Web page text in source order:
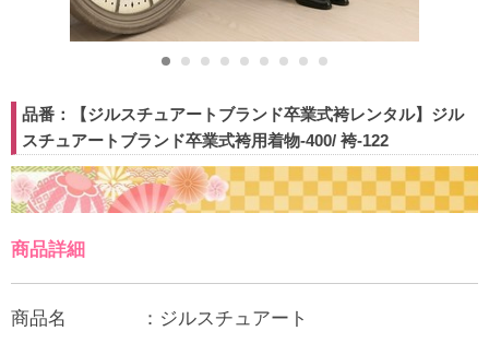
品番：【ジルスチュアートブランド卒業式袴レンタル】ジル
スチュアートブランド卒業式袴用着物-400/ 袴-122
商品詳細
商品名 ：ジルスチュアート